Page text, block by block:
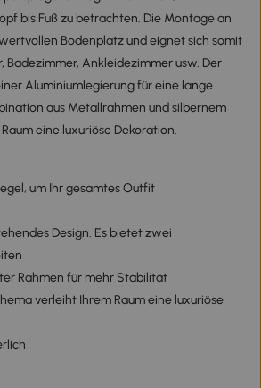
bis Fuß zu betrachten. Die Montage an
Bodenplatz und eignet sich somit
Badezimmer, Ankleidezimmer usw. Der
Aluminiumlegierung für eine lange
aus Metallrahmen und silbernem
eine luxuriöse Dekoration.
um Ihr gesamtes Outfit
Design. Es bietet zwei
Rahmen für mehr Stabilität
verleiht Ihrem Raum eine luxuriöse